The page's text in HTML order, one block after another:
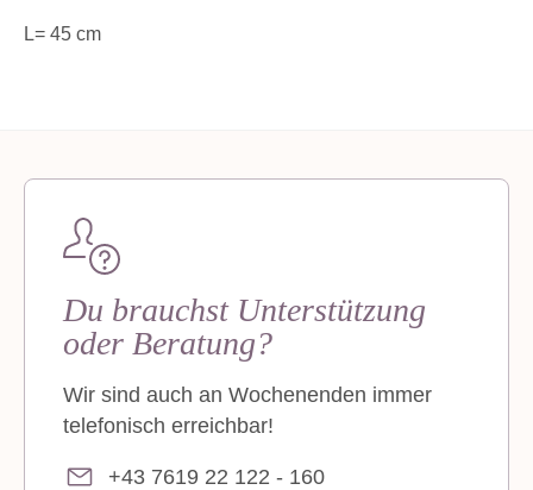
L= 45 cm
Du brauchst Unterstützung
oder Beratung?
Wir sind auch an Wochenenden immer
telefonisch erreichbar!
+43 7619 22 122 - 160